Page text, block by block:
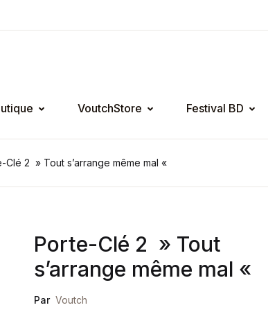
VoutchStore Festival BD
Clé 2 » Tout s’arrange même mal «
Porte-Clé 2 » Tout
s’arrange même mal «
Par Voutch